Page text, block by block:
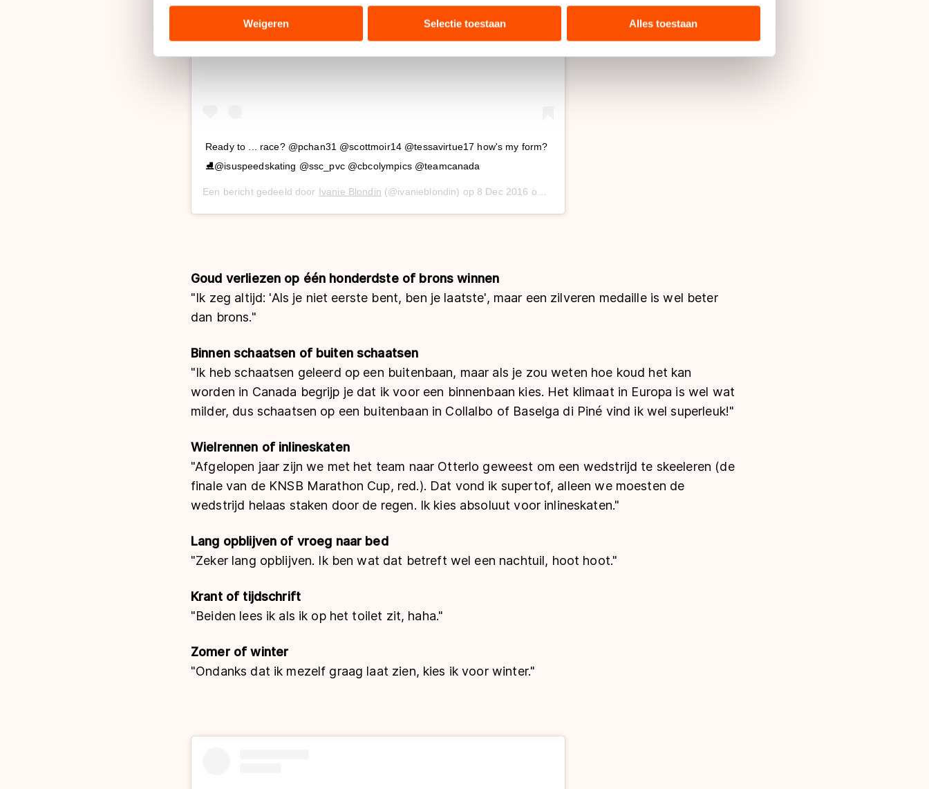
analyseren. We delen informatie over uw gebruik van onze site met onze partners voor social media, advertenties en
analyse. Zij kunnen deze combineren met andere gegevens die u aan hen heeft verstrekt of die zij hebben verzameld via
hun services. Sommige partners kunnen gegevens doorgeven aan landen buiten de EU, zoals de VS, waar mogelijk geen
adequaat beschermingsniveau geldt volgens de GDPR. Door op ‘Toestaan’ te klikken, stemt u in met deze overdracht.
Weigeren Selectie toestaan Alles toestaan
Dit bericht bekijken op Instagram
Ready to ... race? @pchan31 @scottmoir14 @tessavirtue17 how's my form?
⛸@isuspeedskating @ssc_pvc @cbcolympics @teamcanada
Een bericht gedeeld door Ivanie Blondin (@ivanieblondin) op 8 Dec 2016 om 6:20 (PST)
Goud verliezen op één honderdste of brons winnen
"Ik zeg altijd: 'Als je niet eerste bent, ben je laatste', maar een zilveren medaille is wel beter
dan brons."
Binnen schaatsen of buiten schaatsen
"Ik heb schaatsen geleerd op een buitenbaan, maar als je zou weten hoe koud het kan
worden in Canada begrijp je dat ik voor een binnenbaan kies. Het klimaat in Europa is wel wat
milder, dus schaatsen op een buitenbaan in Collalbo of Baselga di Piné vind ik wel superleuk!"
Wielrennen of inlineskaten
"Afgelopen jaar zijn we met het team naar Otterlo geweest om een wedstrijd te skeeleren (de
finale van de KNSB Marathon Cup, red.). Dat vond ik supertof, alleen we moesten de
wedstrijd helaas staken door de regen. Ik kies absoluut voor inlineskaten."
Lang opblijven of vroeg naar bed
"Zeker lang opblijven. Ik ben wat dat betreft wel een nachtuil, hoot hoot."
Krant of tijdschrift
"Beiden lees ik als ik op het toilet zit, haha."
Zomer of winter
"Ondanks dat ik mezelf graag laat zien, kies ik voor winter."